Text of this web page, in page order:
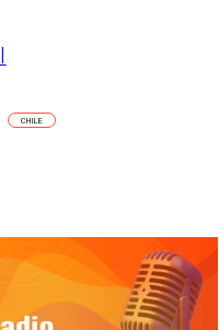
CHILE